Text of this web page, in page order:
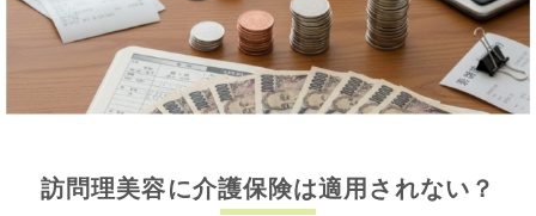
訪問理美容に介護保険は適用されない？